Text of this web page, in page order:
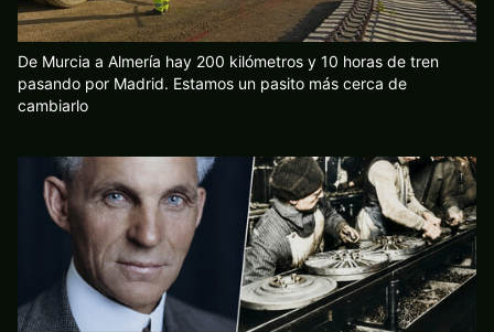
De Murcia a Almería hay 200 kilómetros y 10 horas de tren
pasando por Madrid. Estamos un pasito más cerca de
cambiarlo